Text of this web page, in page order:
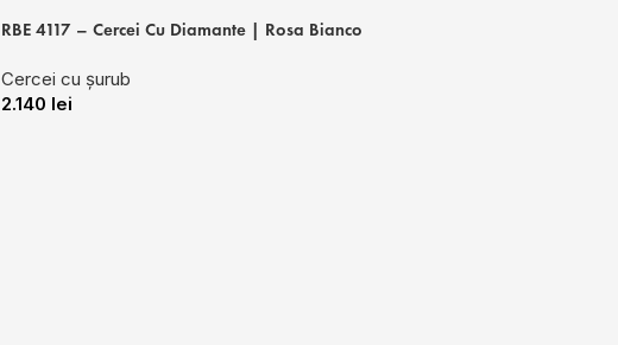
RBE 4117 – Cercei Cu Diamante | Rosa Bianco
Cercei cu șurub
2.140 lei